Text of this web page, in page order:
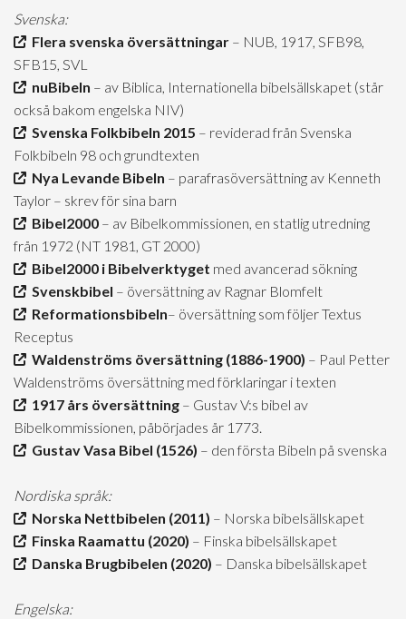
Svenska:
Flera svenska översättningar – NUB, 1917, SFB98,
SFB15, SVL
nuBibeln – av Biblica, Internationella bibelsällskapet (står
också bakom engelska NIV)
Svenska Folkbibeln 2015 – reviderad från Svenska
Folkbibeln 98 och grundtexten
Nya Levande Bibeln – parafrasöversättning av Kenneth
Taylor – skrev för sina barn
Bibel2000 – av Bibelkommissionen, en statlig utredning
från 1972 (NT 1981, GT 2000)
Bibel2000 i Bibelverktyget med avancerad sökning
Svenskbibel – översättning av Ragnar Blomfelt
Reformationsbibeln– översättning som följer Textus
Receptus
Waldenströms översättning (1886-1900) – Paul Petter
Waldenströms översättning med förklaringar i texten
1917 års översättning – Gustav V:s bibel av
Bibelkommissionen, påbörjades år 1773.
Gustav Vasa Bibel (1526) – den första Bibeln på svenska
Nordiska språk:
Norska Nettbibelen (2011) – Norska bibelsällskapet
Finska Raamattu (2020) – Finska bibelsällskapet
Danska Brugbibelen (2020) – Danska bibelsällskapet
Engelska: